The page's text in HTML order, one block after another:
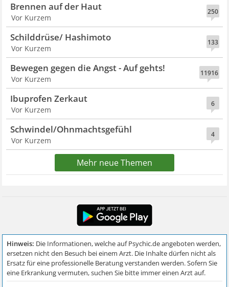
250
Brennen auf der Haut
Vor Kurzem
133
Schilddrüse/ Hashimoto
Vor Kurzem
11916
Bewegen gegen die Angst - Auf gehts!
Vor Kurzem
6
Ibuprofen Zerkaut
Vor Kurzem
4
Schwindel/Ohnmachtsgefühl
Vor Kurzem
Mehr neue Themen